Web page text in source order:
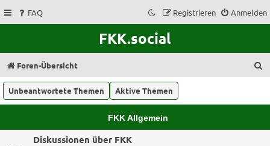
FAQ Anmelden
Registrieren
FKK.social
Foren-Übersicht
Unbeantwortete Themen Aktive Themen
FKK Allgemein
Diskussionen über FKK